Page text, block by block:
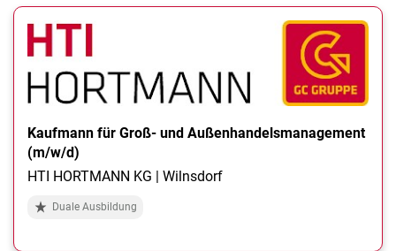
Kaufmann für Groß- und Außenhandelsmanagement
(m/w/d)
HTI HORTMANN KG | Wilnsdorf
Duale Ausbildung